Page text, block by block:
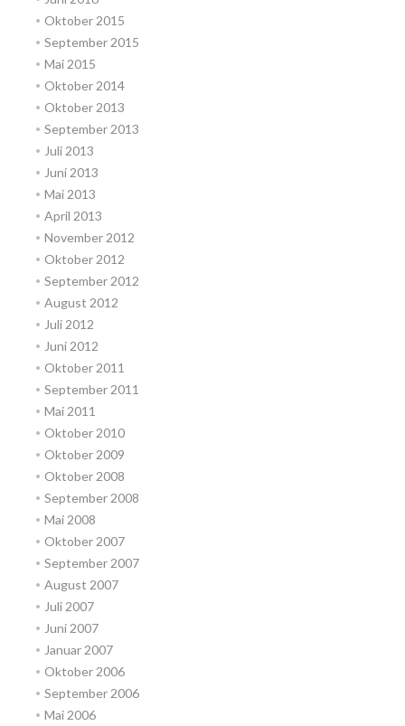
Oktober 2015
September 2015
Mai 2015
Oktober 2014
Oktober 2013
September 2013
Juli 2013
Juni 2013
Mai 2013
April 2013
November 2012
Oktober 2012
September 2012
August 2012
Juli 2012
Juni 2012
Oktober 2011
September 2011
Mai 2011
Oktober 2010
Oktober 2009
Oktober 2008
September 2008
Mai 2008
Oktober 2007
September 2007
August 2007
Juli 2007
Juni 2007
Januar 2007
Oktober 2006
September 2006
Mai 2006